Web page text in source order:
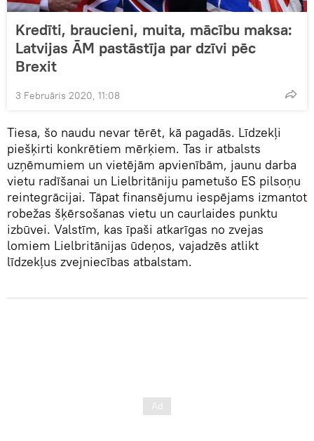
Kredīti, braucieni, muita, mācību maksa:
Latvijas ĀM pastāstīja par dzīvi pēc
Brexit
3 Februāris 2020, 11:08
Tiesa, šo naudu nevar tērēt, kā pagadās. Līdzekļi
piešķirti konkrētiem mērķiem. Tas ir atbalsts
uzņēmumiem un vietējām apvienībām, jaunu darba
vietu radīšanai un Lielbritāniju pametušo ES pilsoņu
reintegrācijai. Tāpat finansējumu iespējams izmantot
robežas šķērsošanas vietu un caurlaides punktu
izbūvei. Valstīm, kas īpaši atkarīgas no zvejas
lomiem Lielbritānijas ūdeņos, vajadzēs atlikt
līdzekļus zvejniecības atbalstam.